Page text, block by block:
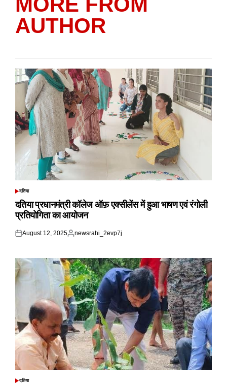
AUTHOR
POSTED
दतिया
दतिया प्रधानमंत्री कॉलेज ऑफ़ एक्सीलेंस में हुआ भाषण एवं रंगोली
प्रतियोगिता का आयोजन
Posted
August 12, 2025
Posted
newsrahi_2evp7j
दतिया